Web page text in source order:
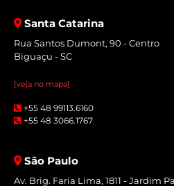
Santa Catarina
Rua Santos Dumont, 90 - Centro
Biguaçu - SC
[veja no mapa]
+55 48 99113.6160
+55 48 3066.1767
São Paulo
Av. Brig. Faria Lima, 1811 - Jardim